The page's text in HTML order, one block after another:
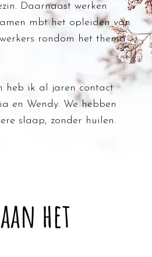
Daarnaast werken
mbt het opleiden van
rondom het thema
heb ik al jaren contact
en Wendy. We hebben
slaap, zonder huilen.
het